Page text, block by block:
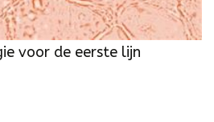
voor de eerste lijn